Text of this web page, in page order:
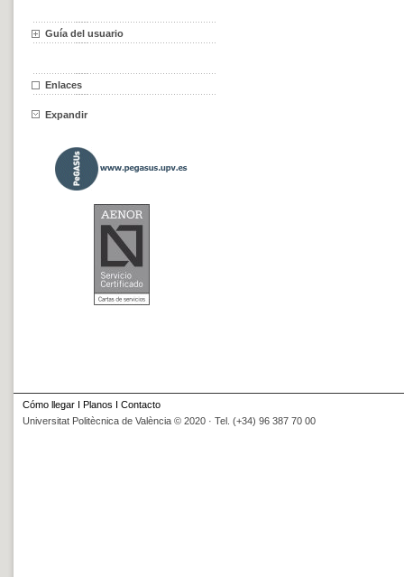
Guía del usuario
Enlaces
Expandir
Cómo llegar I Planos I Contacto
Universitat Politècnica de València © 2020 · Tel. (+34) 96 387 70 00